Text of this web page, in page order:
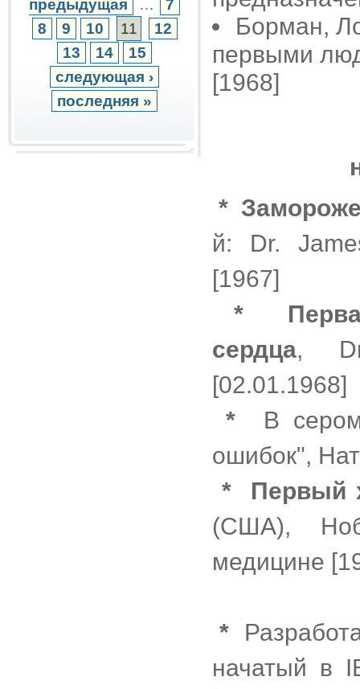
предыдущая …
7
8
9 10 11
12
13
14
15
следующая ›
последняя »
Борман,
первыми
[1968]
*
й: Dr.
[1967]
*
сердца,
[02.01.1968]
* В сером
ошибок",
*
Первый
(США),
медицине
*
начатый в